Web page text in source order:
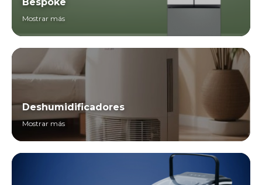
Mostrar más
Deshumidificadores
Mostrar más